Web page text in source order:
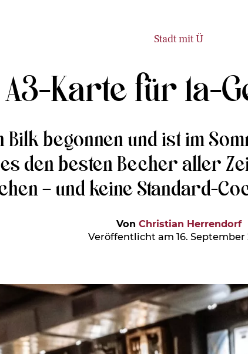
Stadt mit Ü
A3-Karte für 1a-
Bilk begonnen und ist im
es den besten Becher aller
– und keine Standard-
Von Christian Herrendorf
Veröffentlicht am 16. September